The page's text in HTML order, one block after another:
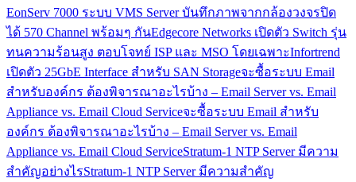
EonServ 7000 ระบบ VMS Server บันทึกภาพจากกล้องวงจรปิด
ได้ 570 Channel พร้อมๆ กันEdgecore Networks เปิดตัว Switch รุ่น
ทนความร้อนสูง ตอบโจทย์ ISP และ MSO โดยเฉพาะInfortrend
เปิดตัว 25GbE Interface สำหรับ SAN Storageจะซื้อระบบ Email
สำหรับองค์กร ต้องพิจารณาอะไรบ้าง – Email Server vs. Email
Appliance vs. Email Cloud Serviceจะซื้อระบบ Email สำหรับ
องค์กร ต้องพิจารณาอะไรบ้าง – Email Server vs. Email
Appliance vs. Email Cloud ServiceStratum-1 NTP Server มีความ
สำคัญอย่างไรStratum-1 NTP Server มีความสำคัญ